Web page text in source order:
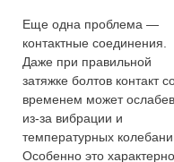
Еще одна проблема —
контактные соединения.
Даже при правильной
затяжке болтов контакт
временем может
из-за вибрации и
температурных
Особенно это характерно